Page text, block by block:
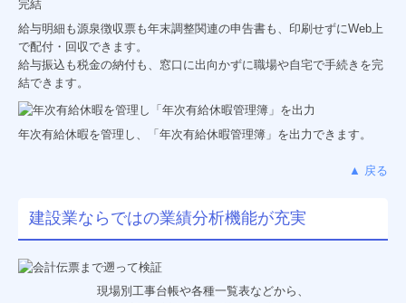
給与明細も源泉徴収票も年末調整関連の申告書も、印刷せずにWeb上
で配付・回収できます。
給与振込も税金の納付も、窓口に出向かずに職場や自宅で手続きを完
結できます。
年次有給休暇を管理し、「年次有給休暇管理簿」を出力できます。
▲ 戻る
建設業ならではの業績分析機能が充実
現場別工事台帳や各種一覧表などから、